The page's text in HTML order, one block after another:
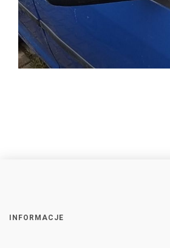
INFORMACJE